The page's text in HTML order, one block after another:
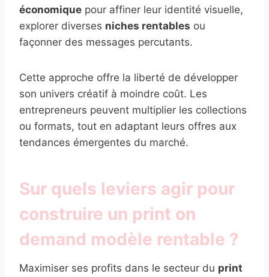
économique pour affiner leur identité visuelle,
explorer diverses niches rentables ou
façonner des messages percutants.
Cette approche offre la liberté de développer
son univers créatif à moindre coût. Les
entrepreneurs peuvent multiplier les collections
ou formats, tout en adaptant leurs offres aux
tendances émergentes du marché.
Sur quels leviers agir pour
construire un print on
demand modèle rentable ?
Maximiser ses profits dans le secteur du print